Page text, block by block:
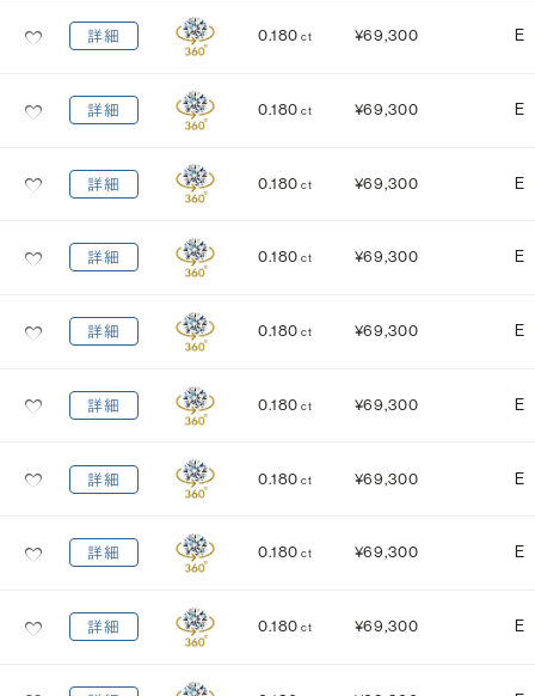
詳細 0.180 ct ¥69,300 E
詳細 0.180 ct ¥69,300 E
詳細 0.180 ct ¥69,300 E
詳細 0.180 ct ¥69,300 E
詳細 0.180 ct ¥69,300 E
詳細 0.180 ct ¥69,300 E
詳細 0.180 ct ¥69,300 E
詳細 0.180 ct ¥69,300 E
詳細 0.180 ct ¥69,300 E